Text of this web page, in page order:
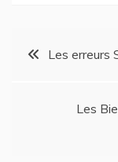
PostLes erreurs
Les